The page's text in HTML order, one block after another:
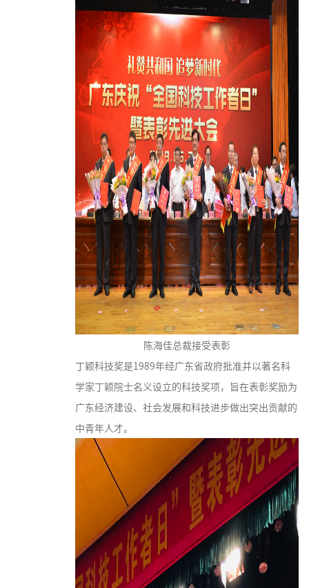
陈海佳总裁接受表彰
丁颖科技奖是1989年经广东省政府批准并以著名科
学家丁颖院士名义设立的科技奖项，旨在表彰奖励为
广东经济建设、社会发展和科技进步做出突出贡献的
中青年人才。